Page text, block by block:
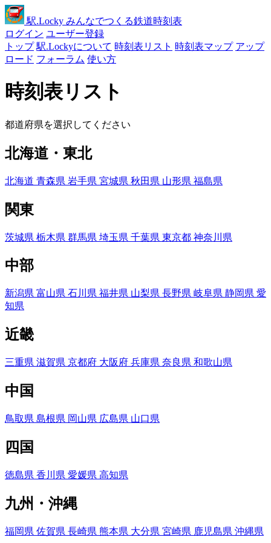
駅.Locky みんなでつくる鉄道時刻表
ログイン ユーザー登録
トップ 駅.Lockyについて 時刻表リスト 時刻表マップ アップ
ロード フォーラム 使い方
時刻表リスト
都道府県を選択してください
北海道・東北
北海道 青森県 岩手県 宮城県 秋田県 山形県 福島県
関東
茨城県 栃木県 群馬県 埼玉県 千葉県 東京都 神奈川県
中部
新潟県 富山県 石川県 福井県 山梨県 長野県 岐阜県 静岡県 愛
知県
近畿
三重県 滋賀県 京都府 大阪府 兵庫県 奈良県 和歌山県
中国
鳥取県 島根県 岡山県 広島県 山口県
四国
徳島県 香川県 愛媛県 高知県
九州・沖縄
福岡県 佐賀県 長崎県 熊本県 大分県 宮崎県 鹿児島県 沖縄県